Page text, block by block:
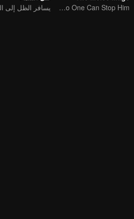
If a Mage Knows Kung Fu, No One Can Stop Him